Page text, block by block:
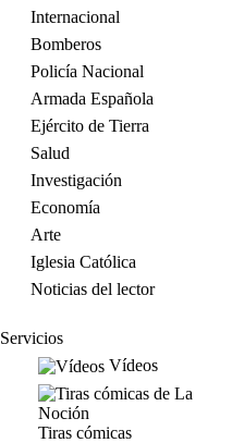
Internacional
Bomberos
Policía Nacional
Armada Española
Ejército de Tierra
Salud
Investigación
Economía
Arte
Iglesia Católica
Noticias del lector
Servicios
Vídeos
Tiras cómicas